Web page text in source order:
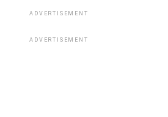
ADVERTISEMENT
ADVERTISEMENT